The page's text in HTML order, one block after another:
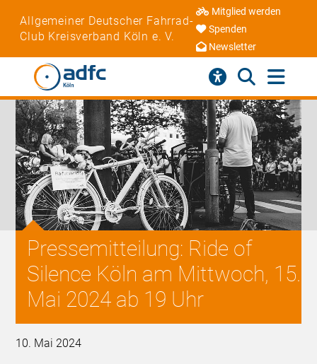
Allgemeiner Deutscher Fahrrad-
Club Kreisverband Köln e. V.
Mitglied werden
Spenden
Newsletter
Pressemitteilung: Ride of
Silence Köln am Mittwoch, 15.
Mai 2024 ab 19 Uhr
10. Mai 2024